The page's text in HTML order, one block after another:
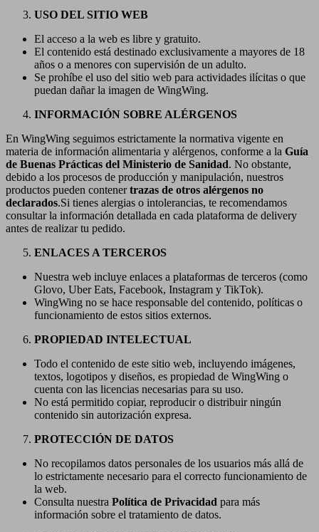
USO DEL SITIO WEB
El acceso a la web es libre y gratuito.
El contenido está destinado exclusivamente a mayores de 18
años o a menores con supervisión de un adulto.
Se prohíbe el uso del sitio web para actividades ilícitas o que
puedan dañar la imagen de WingWing.
INFORMACIÓN SOBRE ALÉRGENOS
En WingWing seguimos estrictamente la normativa vigente en
materia de información alimentaria y alérgenos, conforme a la Guía
de Buenas Prácticas del Ministerio de Sanidad. No obstante,
debido a los procesos de producción y manipulación, nuestros
productos pueden contenertrazas de otros alérgenos no
declarados.Si tienes alergias o intolerancias, te recomendamos
consultar la información detallada en cada plataforma de delivery
antes de realizar tu pedido.
ENLACES A TERCEROS
Nuestra web incluye enlaces a plataformas de terceros (como
Glovo, Uber Eats, Facebook, Instagram y TikTok).
WingWing no se hace responsable del contenido, políticas o
funcionamiento de estos sitios externos.
PROPIEDAD INTELECTUAL
Todo el contenido de este sitio web, incluyendo imágenes,
textos, logotipos y diseños, es propiedad de WingWing o
cuenta con las licencias necesarias para su uso.
No está permitido copiar, reproducir o distribuir ningún
contenido sin autorización expresa.
PROTECCIÓN DE DATOS
No recopilamos datos personales de los usuarios más allá de
lo estrictamente necesario para el correcto funcionamiento de
la web.
Consulta nuestra Política de Privacidad para más
información sobre el tratamiento de datos.